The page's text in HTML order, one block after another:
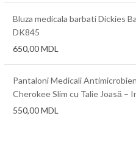
Bluza medicala barbati Dickies
DK845
650,00MDL
Pantaloni Medicali
Cherokee Slim cu Talie Joasă –
550,00MDL